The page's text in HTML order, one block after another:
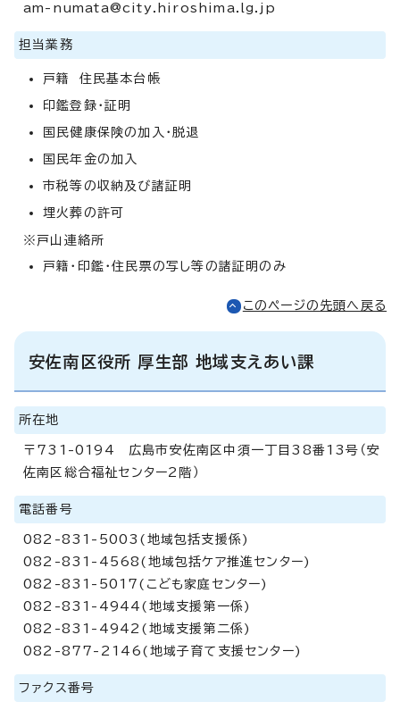
am-numata@city.hiroshima.lg.jp
担当業務
戸籍 住民基本台帳
印鑑登録・証明
国民健康保険の加入・脱退
国民年金の加入
市税等の収納及び諸証明
埋火葬の許可
※戸山連絡所
戸籍・印鑑・住民票の写し等の諸証明のみ
このページの先頭へ戻る
安佐南区役所 厚生部 地域支えあい課
所在地
〒731-0194 広島市安佐南区中須一丁目38番13号（安
佐南区総合福祉センター2階）
電話番号
082-831-5003(地域包括支援係)
082-831-4568(地域包括ケア推進センター)
082-831-5017(こども家庭センター)
082-831-4944(地域支援第一係)
082-831-4942(地域支援第二係)
082-877-2146(地域子育て支援センター)
ファクス番号